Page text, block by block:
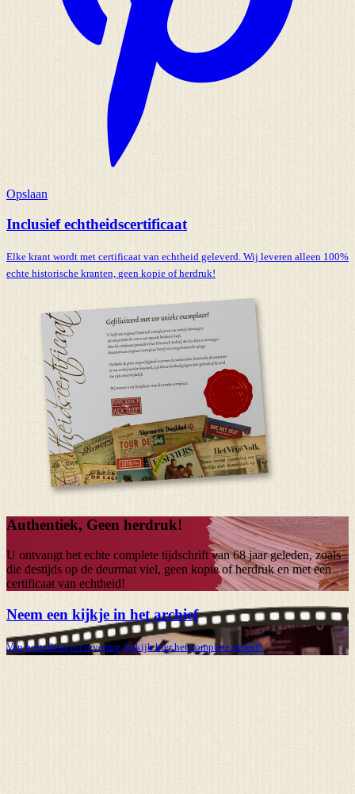
Opslaan
Inclusief echtheidscertificaat
Elke krant wordt met certificaat van echtheid geleverd. Wij leveren alleen 100%
echte historische kranten, geen kopie of herdruk!
Authentiek, Geen herdruk!
U ontvangt het echte complete tijdschrift van68 jaargeleden, zoals
die destijds op de deurmat viel, geen kopie of herdruk en met een
certificaat van echtheid!
Neem een kijkje in het archief
Van bestelling tot levering, bekijk hier het complete traject!